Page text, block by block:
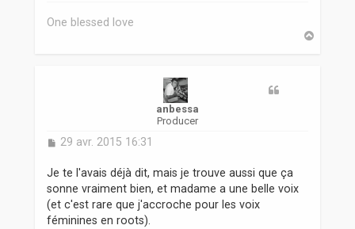
One blessed love
anbessa
Producer
M
s
s
a
g
e
29 avr. 2015 16:31
Je te l'avais déjà dit, mais je trouve aussi que ça
sonne vraiment bien, et madame a une belle voix
(et c'est rare que j'accroche pour les voix
féminines en roots).